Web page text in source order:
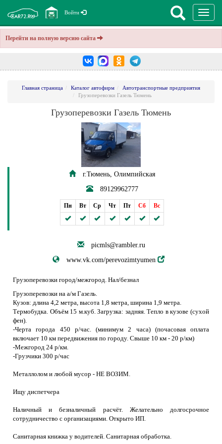
Перейти на полную версию сайта
Войти
Главная страница Каталог автофирм
Автотранспортные предприятия
Грузоперевозки Газель Тюмень
Грузоперевозки Газель Тюмень
г.Тюмень, Олимпийская
89129962777
Пн Вт Ср Чт Пт Сб Вс
picmls@rambler.ru
www.vk.com/perevozimtyumen
Грузоперевозки город/межгород. Нал/безнал
Грузоперевозки на а/м Газель.
Кузов: длина 4,2 метра, высота 1,8 метра, ширина 1,9 метра.
Термобудка. Объём 15 м.куб. Загрузка: задняя. Тепло в кузове (сухой
фен).
-Черта города 450 р/час. (минимум 2 часа) (почасовая оплата
включает 10 км передвижения по городу. Свыше 10 км - 20 р/км)
-Межгород 24 р/км.
-Грузчики 300 р/чаc
Металлолом и любой мусор - НЕ ВОЗИМ.
Ищу диспетчера
Наличный и безналичный расчёт. Желательно долгосрочное
сотрудничество с организациями. Открыто ИП.
Санитарная книжка у водителей. Санитарная обработка.